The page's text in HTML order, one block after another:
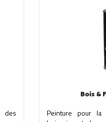
des
Bois &
Peinture pour